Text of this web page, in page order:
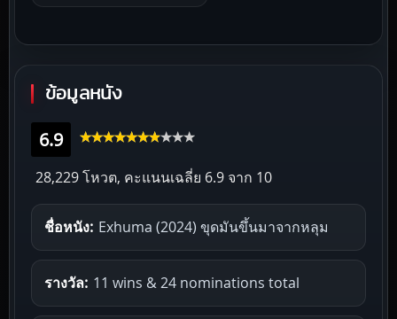
ข้อมูลหนัง
6.9
28,229 โหวต, คะแนนเฉลี่ย 6.9 จาก 10
ชื่อหนัง: Exhuma (2024) ขุดมันขึ้นมาจากหลุม
รางวัล: 11 wins & 24 nominations total